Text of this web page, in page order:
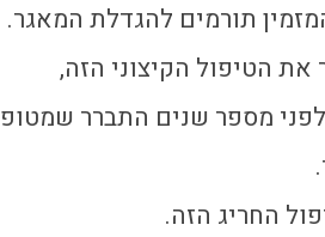
תורמים להגדלת המאגר.
מספר שנים התברר
החריג הזה.